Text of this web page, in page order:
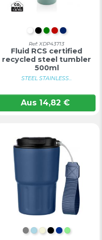
WEIß
SCHWARZ
GRÜN
ROT
Ref: XDP43713
Fluid RCS certified
recycled steel tumbler
500ml
STEEL STAINLESS...
Aus 14,82 €
GRAU
HELLBLAU
BEIGE
SCHWARZ
BLAU